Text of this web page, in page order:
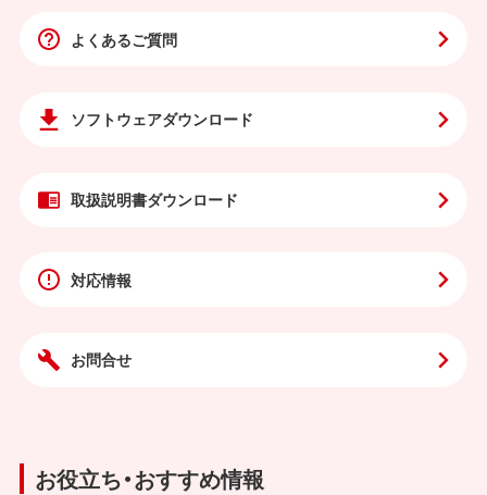
よくあるご質問
ソフトウェアダウンロード
取扱説明書ダウンロード
対応情報
お問合せ
お役立ち・おすすめ情報